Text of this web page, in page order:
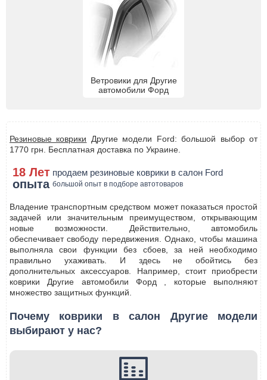
Ветровики для Другие
автомобили Форд
Резиновые коврики Другие модели Ford: большой выбор от
1770 грн. Бесплатная доставка по Украине.
18 Лет продаем резиновые коврики в салон Ford
опыта большой опыт в подборе автотоваров
Владение транспортным средством может показаться простой
задачей или значительным преимуществом, открывающим
новые возможности. Действительно, автомобиль
обеспечивает свободу передвижения. Однако, чтобы машина
выполняла свои функции без сбоев, за ней необходимо
правильно ухаживать. И здесь не обойтись без
дополнительных аксессуаров. Например, стоит приобрести
коврики Другие автомобили Форд , которые выполняют
множество защитных функций.
Почему коврики в салон Другие модели
выбирают у нас?